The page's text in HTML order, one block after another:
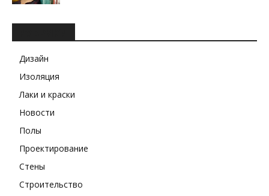
Дизайн
Изоляция
Лаки и краски
Новости
Полы
Проектирование
Стены
Строительство